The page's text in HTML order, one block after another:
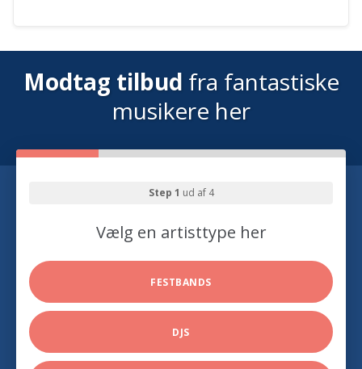
Modtag tilbud fra fantastiske
musikere her
Step 1 ud af 4
Vælg en artisttype her
FESTBANDS
DJS